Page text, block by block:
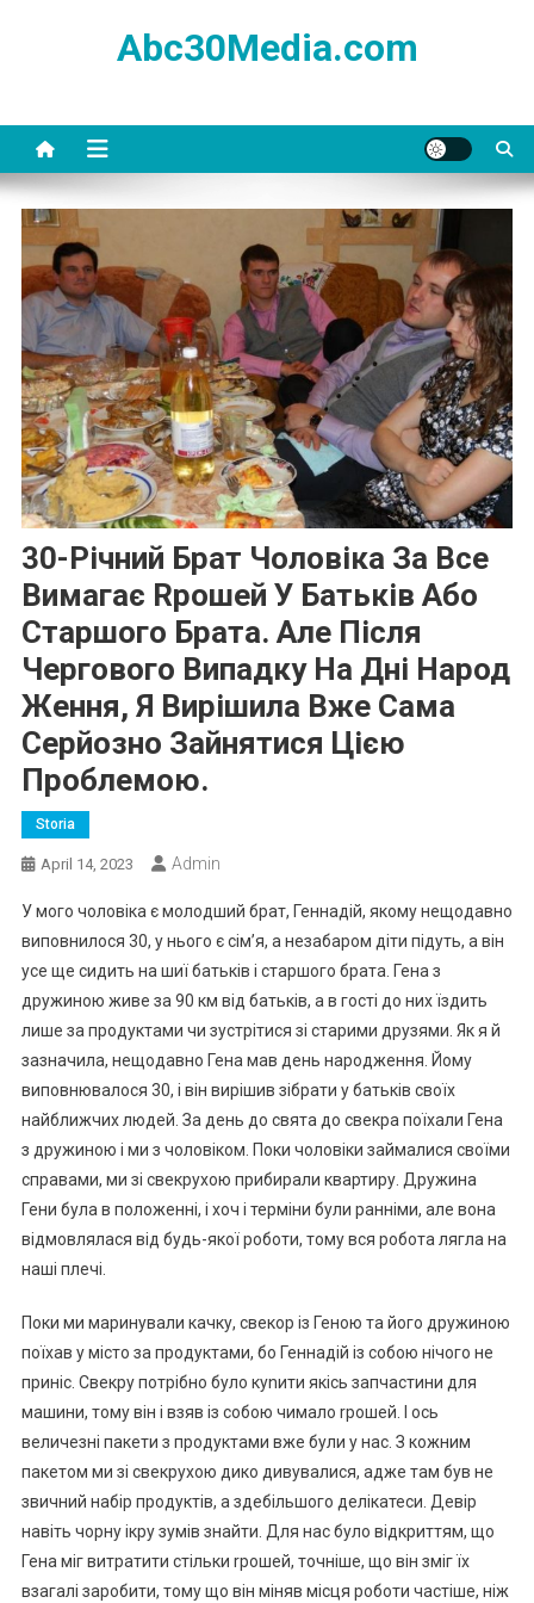
Abc30Media.com
30-Річний Брат Чоловіка За Все
Вимагає Rрошей У Батьків Або
Старшого Брата. Але Після
Чергового Випадку На Дні Народ
Ження, Я Вирішила Вже Сама
Серйозно Зайнятися Цією
Проблемою.
Storia
April 14, 2023 Admin
У мого чоловіка є молодший брат, Геннадій, якому нещодавно
виповнилося 30, у нього є сім’я, а незабаром діти підуть, а він
усе ще сидить на шиї батьків і старшого брата. Гена з
дружиною живе за 90 км від батьків, а в гості до них їздить
лише за продуктами чи зустрітися зі старими друзями. Як я й
зазначила, нещодавно Гена мав день народження. Йому
виповнювалося 30, і він вирішив зібрати у батьків своїх
найближчих людей. За день до свята до свекра поїхали Гена
з дружиною і ми з чоловіком. Поки чоловіки займалися своїми
справами, ми зі свекрухою прибирали квартиру. Дружина
Гени була в положенні, і хоч і терміни були ранніми, але вона
відмовлялася від будь-якої роботи, тому вся робота лягла на
наші плечі.
Поки ми маринували качку, свекор із Геною та його дружиною
поїхав у місто за продуктами, бо Геннадій із собою нічого не
приніс. Свекру потрібно було куnити якісь запчастини для
машини, тому він і взяв із собою чимало rрошей. І ось
величезні пакети з продуктами вже були у нас. З кожним
пакетом ми зі свекрухою дико дивувалися, адже там був не
звичний набір продуктів, а здебільшого делікатеси. Девір
навіть чорну ікру зумів знайти. Для нас було відкриттям, що
Гена міг витратити стільки rрошей, точніше, що він зміг їх
взагалі заробити, тому що він міняв місця роботи частіше, ніж